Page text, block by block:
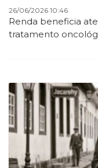
26/06/2026 10:46
Renda beneficia
tratamento